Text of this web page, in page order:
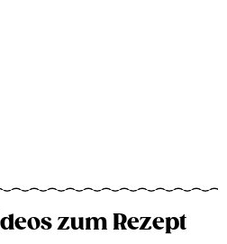
zum Rezept